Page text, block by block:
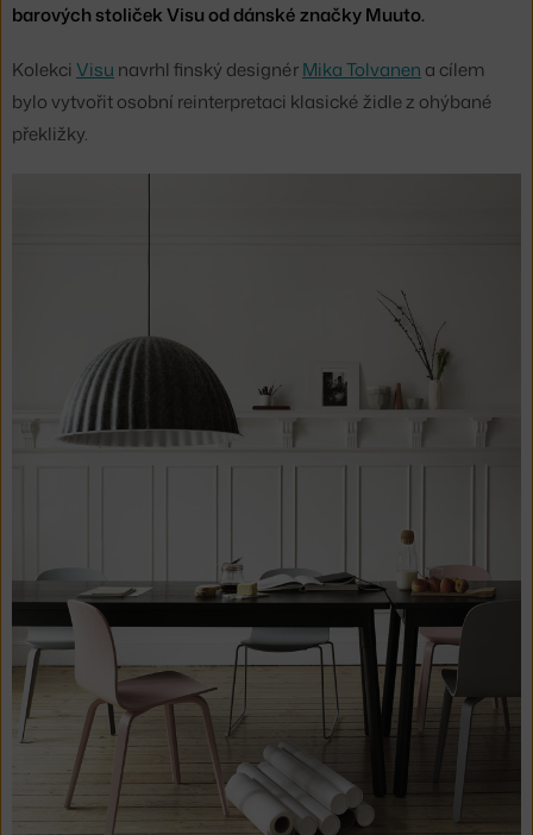
barových stoliček Visu od dánské značky Muuto.
Kolekci Visu navrhl finský designérMika Tolvanen a cílem
bylo vytvořit osobní reinterpretaci klasické židle z ohýbané
překližky.